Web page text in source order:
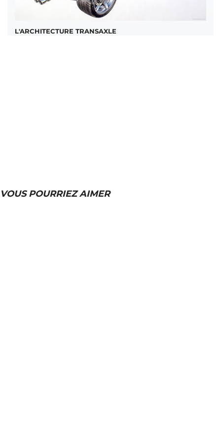
L'ARCHITECTURE TRANSAXLE
VOUS POURRIEZ AIMER